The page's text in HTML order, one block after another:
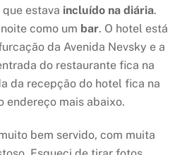
que estava incluído na diária.
como um bar. O hotel está
da Avenida Nevsky e a
do restaurante fica na
da recepção do hotel fica na
endereço mais abaixo.
bem servido, com muita